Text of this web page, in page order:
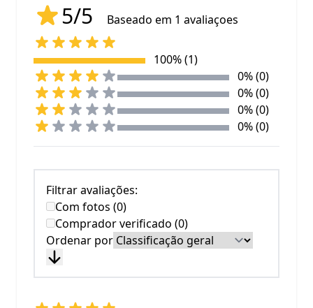
5/5 Baseado em 1 avaliaçoes
100% (1)
0% (0)
0% (0)
0% (0)
0% (0)
Filtrar avaliações:
Com fotos (0)
Comprador verificado (0)
Ordenar por